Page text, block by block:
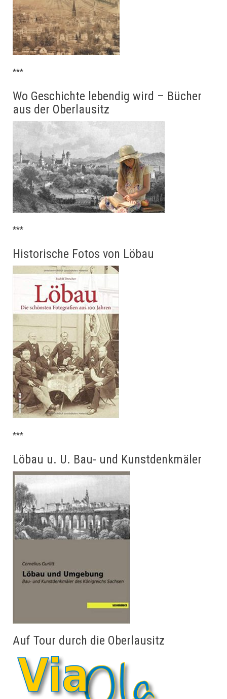
***
Wo Geschichte lebendig wird – Bücher
aus der Oberlausitz
***
Historische Fotos von Löbau
***
Löbau u. U. Bau- und Kunstdenkmäler
Auf Tour durch die Oberlausitz